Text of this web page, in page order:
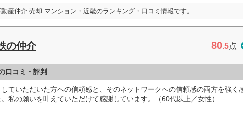
産仲介 売却 マンション・近畿のランキング・口コミ情報です。
の仲介 80.5点
口コミ・評判
ていただいた方への信頼感と、そのネットワークへの信頼感の両方を強く
。私の願いを叶えていただけて感謝しています。（60代以上／女性）